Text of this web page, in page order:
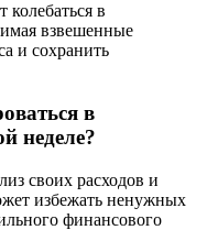
в
взвешенные
и сохранить
в
неделе?
своих расходов и
избежать ненужных
финансового